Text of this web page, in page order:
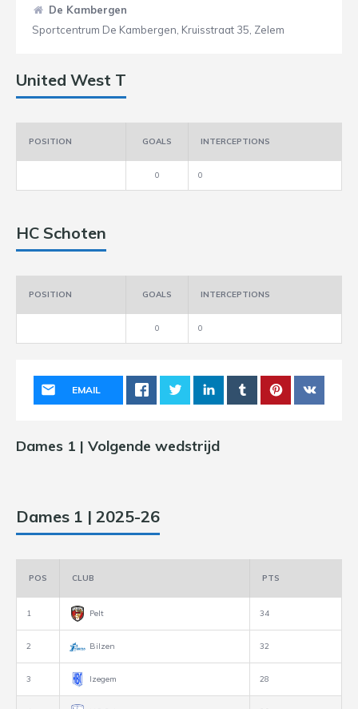
De Kambergen
Sportcentrum De Kambergen, Kruisstraat 35, Zelem
United West T
POSITION GOALS INTERCEPTIONS
0 0
HC Schoten
POSITION GOALS INTERCEPTIONS
0 0
EMAIL
Dames 1 | Volgende wedstrijd
Dames 1 | 2025-26
POS CLUB PTS
1 Pelt 34
2 Bilzen 32
3 Izegem 28